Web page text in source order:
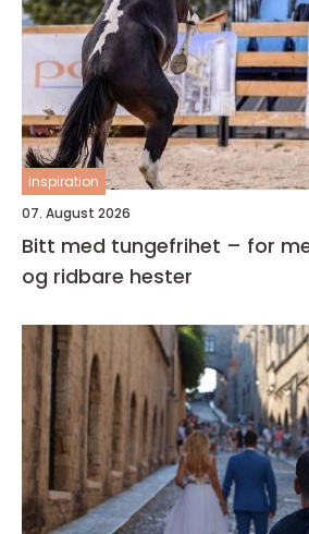
inspiration
07. August 2026
Bitt med tungefrihet – for
og ridbare hester